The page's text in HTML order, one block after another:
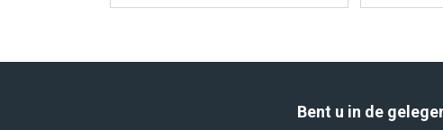
Bent u in de